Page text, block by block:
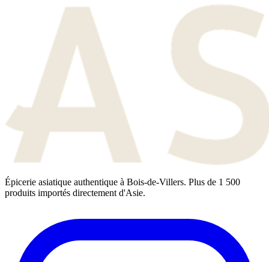
Épicerie asiatique authentique à Bois-de-Villers. Plus de 1 500
produits importés directement d'Asie.